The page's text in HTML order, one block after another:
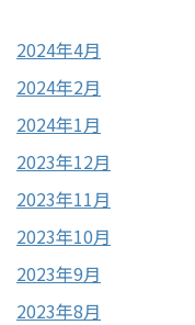
2024年4月
2024年2月
2024年1月
2023年12月
2023年11月
2023年10月
2023年9月
2023年8月